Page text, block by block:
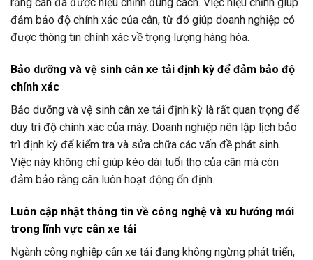
rằng cân đã được hiệu chỉnh đúng cách. Việc hiệu chỉnh giúp
đảm bảo độ chính xác của cân, từ đó giúp doanh nghiệp có
được thông tin chính xác về trọng lượng hàng hóa.
Bảo dưỡng và vệ sinh cân xe tải định kỳ để đảm bảo độ
chính xác
Bảo dưỡng và vệ sinh cân xe tải định kỳ là rất quan trọng để
duy trì độ chính xác của máy. Doanh nghiệp nên lập lịch bảo
trì định kỳ để kiểm tra và sửa chữa các vấn đề phát sinh.
Việc này không chỉ giúp kéo dài tuổi thọ của cân mà còn
đảm bảo rằng cân luôn hoạt động ổn định.
Luôn cập nhật thông tin về công nghệ và xu hướng mới
trong lĩnh vực cân xe tải
Ngành công nghiệp cân xe tải đang không ngừng phát triển,